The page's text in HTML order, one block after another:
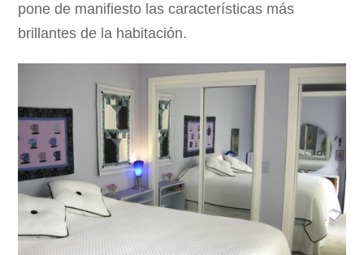
pone de manifiesto las características más
brillantes de la habitación.